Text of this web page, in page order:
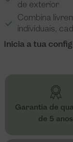
de exterior
Combina
individuais,
Inicia a tua
Garantia de
de 5 anos